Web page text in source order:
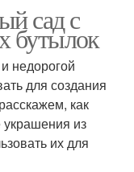
сад с
бутылок
недорогой
для создания
как
из
их для